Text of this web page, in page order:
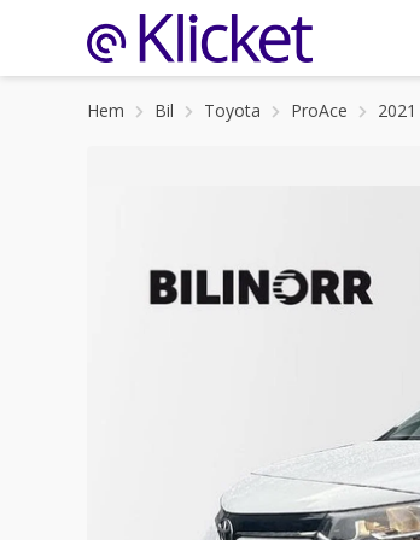
Hem Bil Toyota ProAce 2021